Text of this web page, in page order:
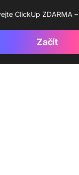
ClickUp ZDARMA
Začít